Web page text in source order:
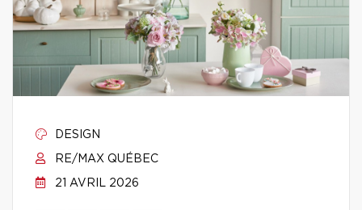
DESIGN
RE/MAX QUÉBEC
21 AVRIL 2026